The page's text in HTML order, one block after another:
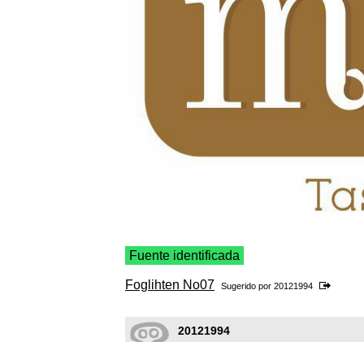
Fuente identificada
Foglihten No07 Sugerido por 20121994
20121994